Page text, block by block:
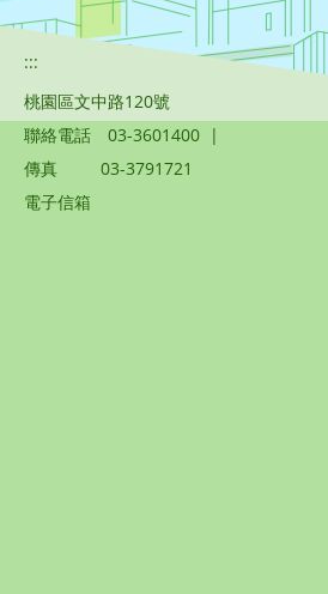
:::
桃園區文中路120號
聯絡電話
03-3601400 |
傳真
03-3791721
電子信箱